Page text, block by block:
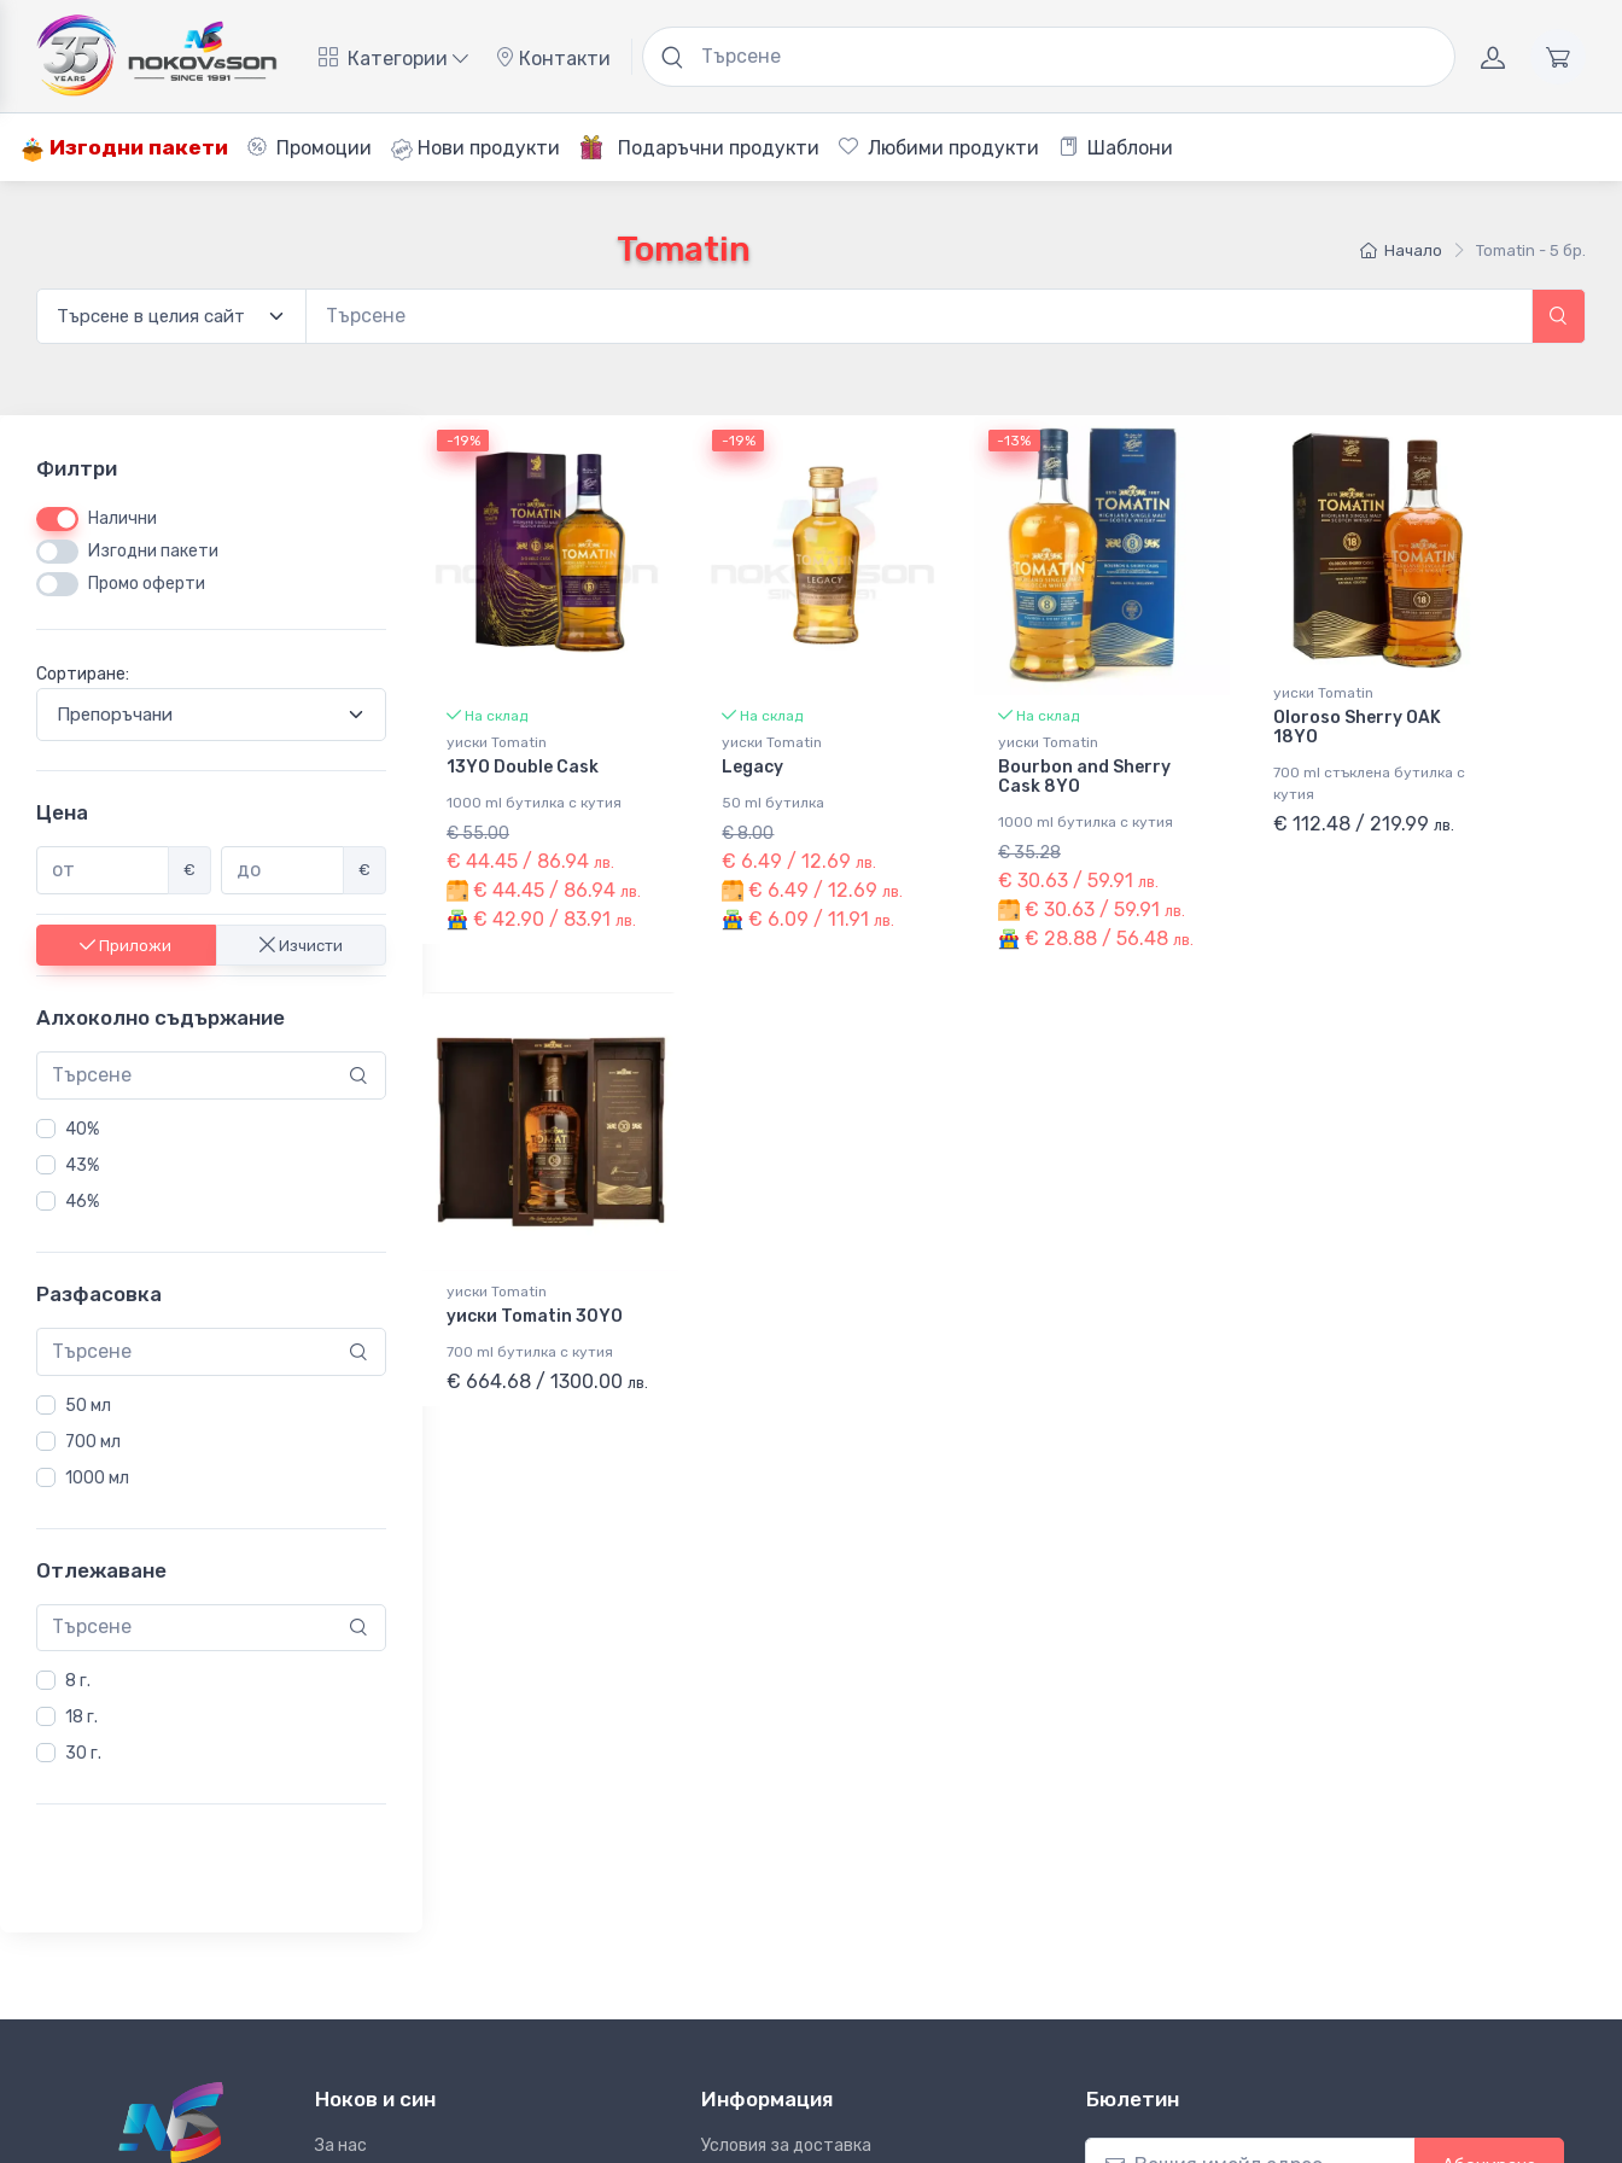
Категории Контакти
Изгодни пакети Промоции Нови продукти Подаръчни продукти Любими продукти Шаблони
Tomatin Начало Tomatin - 5 бр.
Филтри
Налични
Изгодни пакети
Промо оферти
Сортиране:
Цена
€ €
Приложи Изчисти
Алхоколно съдържание
40%
43%
46%
Разфасовка
50 мл
700 мл
1000 мл
Отлежаване
8 г.
18 г.
30 г.
-19%
-19%
На склад
уиски Tomatin
13YO Double Cask
1000 ml бутилка с кутия
€ 55.00
€ 44.45 / 86.94 лв.
€ 44.45 / 86.94 лв.
€ 42.90 / 83.91 лв.
-19%
-19%
На склад
уиски Tomatin
Legacy
50 ml бутилка
€ 8.00
€ 6.49 / 12.69 лв.
€ 6.49 / 12.69 лв.
€ 6.09 / 11.91 лв.
-13%
-13%
На склад
уиски Tomatin
Bourbon and Sherry
Cask 8YO
1000 ml бутилка с кутия
€ 35.28
€ 30.63 / 59.91 лв.
€ 30.63 / 59.91 лв.
€ 28.88 / 56.48 лв.
уиски Tomatin
Oloroso Sherry OAK
18YO
700 ml стъклена бутилка с
кутия
€ 112.48 / 219.99лв.
уиски Tomatin
уиски Tomatin 30YO
700 ml бутилка с кутия
€ 664.68 / 1300.00 лв.
Ноков и син
За нас
Информация
Условия за доставка
Бюлетин